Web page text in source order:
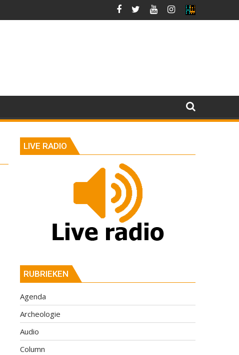
LIVE RADIO
RUBRIEKEN
Agenda
Archeologie
Audio
Column